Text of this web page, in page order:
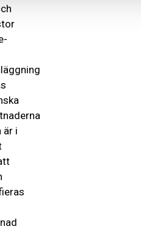
är i